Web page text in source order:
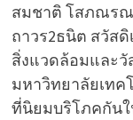
สมชาติ โสภณร
ถาวร2ธนิต สวัส
สิ่งแวดล้อมและ
มหาวิทยาลัยเทค
ที่นิยมบริโภคกันใ